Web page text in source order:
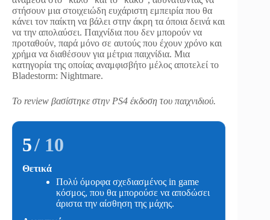
στήσουν μια στοιχειώδη ευχάριστη εμπειρία που θα
κάνει τον παίκτη να βάλει στην άκρη τα όποια δεινά και
να την απολαύσει. Παιχνίδια που δεν μπορούν να
προταθούν, παρά μόνο σε αυτούς που έχουν χρόνο και
χρήμα να διαθέσουν για μέτρια παιχνίδια. Μια
κατηγορία της οποίας αναμφισβήτο μέλος αποτελεί το
Bladestorm: Nightmare.
To review βασίστηκε στην PS4 έκδοση του παιχνιδιού.
5/ 10
Θετικά
Πολύ όμορφα σχεδιασμένος in game
κόσμος, που θα μπορούσε να αποδώσει
άριστα την αίσθηση της μάχης.